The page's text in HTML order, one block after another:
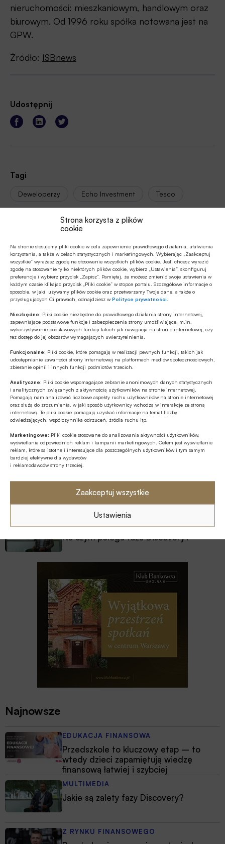
Strona korzysta z plików
cookie
Na stronie stosujemy pliki cookie w celu zapewnienie prawidłowego działania, ułatwienia
korzystania, a także w celach statystycznych i marketingowych. Wybierając „Zaakceptuj
wszystkie” wyrażasz zgodę na stosowanie wszystkich plików cookie. Jeśli chcesz wyrazić
zgodę na stosowanie tylko niektórych plików cookie, wybierz „Ustawienia”, skonfiguruj
preferencje i wybierz przycisk „Zapisz”. Pamiętaj, że możesz zmienić swoje ustawienia w
każdym czasie klikając przycisk „Pliki cookie” w stopce portalu. Szczegółowe informacje o
sposobie, w jaki używamy plików cookie oraz przetwarzamy Twoje dane, a także o
przysługujących Ci prawach, odnajdziesz wPolityce prywatności
Niezbędne: Pliki cookie niezbędne do prawidłowego działania strony internetowej,
zapewniające podstawowe funkcje i zabezpieczenia strony umożliwiające, m.in.
wykorzystywanie podstawowych funkcji takich jak nawigacja na stronie internetowej, czy
tez dostęp do jej obszarów wymagających uwierzytelnienia.
Funkcjonalne: Pliki cookie, które pomagają w realizacji pewnych funkcji, takich jak
udostępnianie zawartości strony internetowej na platformach mediów społecznościowych,
zbieranie opinii i innych funkcji podmiotów trzecich.
Analityczne: Pliki cookie wspomagające zebranie anonimowych danych statystycznych
i analitycznych związanych z aktywnością użytkowników na stronie internetowej.
Pomagają nam analizować liczbowe aspekty ruchu użytkowników na stronie internetowej
oraz służą do zrozumienia, w jaki sposób użytkownicy wchodzą w interakcje ze stroną
internetową. Te pliki cookie pomagają uzyskać informacje na temat liczby
odwiedzających, współczynnika odrzuceń, źródła ruchu itp.
Marketingowe: Pliki cookie stosowane do analizowania aktywności użytkowników,
wyświetlania odpowiednich reklam i kampanii marketingowych. Celem jest wyświetlanie
reklam, które są istotne i interesujące dla poszczególnych użytkowników i tym samym
bardziej efektywne dla wydawców
i reklamodawców strony trzeciej.
Zaakceptuj wszystkie
Ustawienia
nieruchomości: mieszkaniowym, handlowym oraz
biurowym. Od 1996 roku spółka notowana jest na
GPW.
Źródło: ISBnews
Udostępnij
Tagi
Deweloperzy Echo Investment Tesco
awi
Źródło
aleBank.pl
Polecamy
MULTIMEDIA
Banki mogą bezpośrednio finansować
przemysł zbrojeniowy
Zielone remonty odrębnym, masowym
segmentem rynku finansowania
bankowego?
PKO BP o nowych zasadach
ustawowych w sprawach frankowych
Na czym polega faza Discovery?
Najnowsze
EDUKACJA FINANSOWA
Przedszkole to kluczowy etap – to
wtedy dzieci zapamiętują wiedzę
finansową łatwiej i szybciej
MULTIMEDIA
Jakie są zalety fazy Discovery?
Z RYNKU FINANSOWEGO